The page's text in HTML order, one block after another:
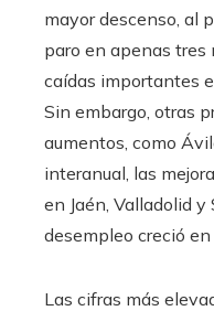
mayor descenso, al
paro en apenas tres
caídas importantes
Sin embargo, otras
aumentos, como
interanual, las
en Jaén, Valladolid
desempleo creció en
Las cifras más